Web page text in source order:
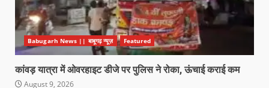
Babugarh News || बाबूगढ़ न्यूज़ Featured
कांवड़ यात्रा में ओवरहाइट डीजे पर पुलिस ने रोका, ऊंचाई कराई कम
August 9, 2026